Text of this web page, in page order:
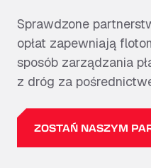
sposób uiszczania
konieczności
lub metod
zaprojektowana
wkomponować się
dokładny i łatwy w
Sprawdzone
opłat zapewniają
sposób zarządzania
z dróg za
ZOSTAŃ NASZYM